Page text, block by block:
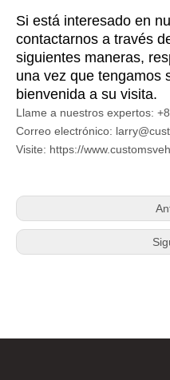
Si está interesado en
contactarnos a través
siguientes maneras,
una vez que tengamos
bienvenida a su visita.
Llame a nuestros expertos:
Correo electrónico:
Visite: https://